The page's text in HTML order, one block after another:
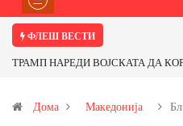
ФЛЕШ ВЕСТИ
Почнува реконструкцијата на
Дома Македонија